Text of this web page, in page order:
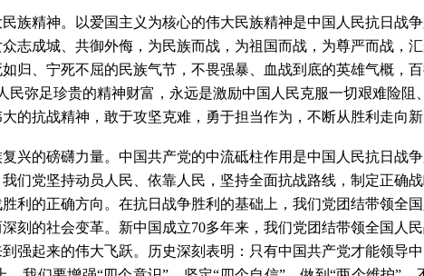
族精神。以爱国主义为核心的伟大民族精神是中国人民抗日战
志成城、共御外侮，为民族而战，为祖国而战，为尊严而战，
归、宁死不屈的民族气节，不畏强暴、血战到底的英雄气概，
民弥足珍贵的精神财富，永远是激励中国人民克服一切艰难险
的抗战精神，敢于攻坚克难，勇于担当作为，不断从胜利走向新
兴的磅礴力量。中国共产党的中流砥柱作用是中国人民抗日战
们党坚持动员人民、依靠人民，坚持全面抗战路线，制定正确
利的正确方向。在抗日战争胜利的基础上，我们党团结带领全
刻的社会变革。新中国成立70多年来，我们党团结带领全国人
强起来的伟大飞跃。历史深刻表明：只有中国共产党才能领导